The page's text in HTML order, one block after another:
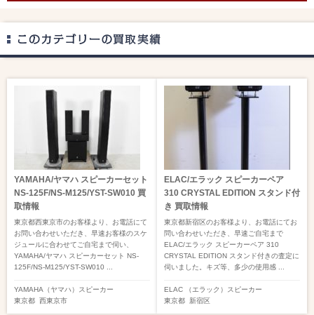
YAMAHA/ヤマハ スピーカーセット
NS-125F/NS-M125/YST-SW010 買
取情報
東京都西東京市のお客様より、お電話にて
お問い合わせいただき、早速お客様のスケ
ジュールに合わせてご自宅まで伺い、
YAMAHA/ヤマハ スピーカーセット NS-
125F/NS-M125/YST-SW010 ...
YAMAHA（ヤマハ） スピーカー
東京都 西東京市
ELAC/エラック スピーカーペア
310 CRYSTAL EDITION スタンド付
き 買取情報
東京都新宿区のお客様より、お電話にてお
問い合わせいただき、早速ご自宅まで
ELAC/エラック スピーカーペア 310
CRYSTAL EDITION スタンド付きの査定に
伺いました。キズ等、多少の使用感 ...
ELAC （エラック） スピーカー
東京都 新宿区